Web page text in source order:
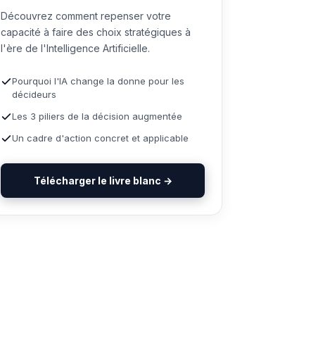
Découvrez comment repenser votre
capacité à faire des choix stratégiques à
l'ère de l'Intelligence Artificielle.
Pourquoi l'IA change la donne pour les
décideurs
Les 3 piliers de la décision augmentée
Un cadre d'action concret et applicable
Télécharger le livre blanc →